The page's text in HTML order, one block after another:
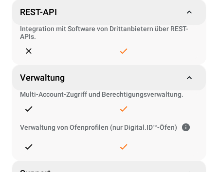
REST-API
Integration mit Software von Drittanbietern über REST-
APIs.
Verwaltung
Multi-Account-Zugriff und Berechtigungsverwaltung.
Verwaltung von Ofenprofilen (nur Digital.ID™-Öfen)